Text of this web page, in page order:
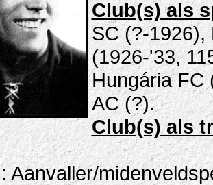
Club(s) als
SC (?-1926),
(1926-'33,
Hungária FC
AC (?).
Club(s) als
: Aanvaller/